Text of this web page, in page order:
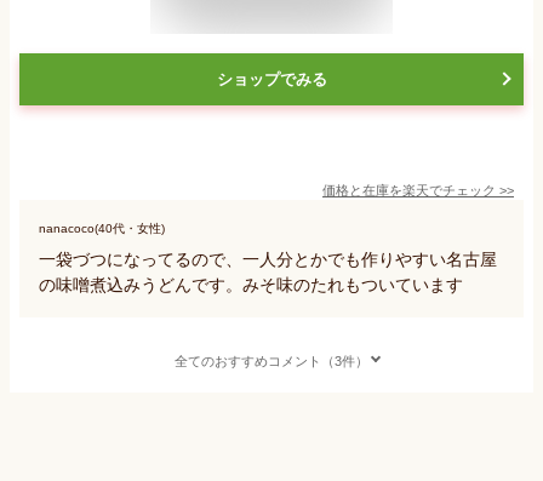
ショップでみる
価格と在庫を楽天でチェック >>
nanacoco(40代・女性)
一袋づつになってるので、一人分とかでも作りやすい名古屋
の味噌煮込みうどんです。みそ味のたれもついています
全てのおすすめコメント（3件）